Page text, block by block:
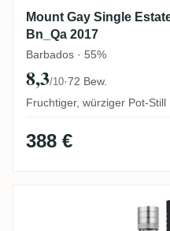
Mount Gay Single
Bn_Qa 2017
Barbados · 55%
8,3/10·72 Bew.
Fruchtiger, würziger Pot-
388 €
Neisson Zetwal